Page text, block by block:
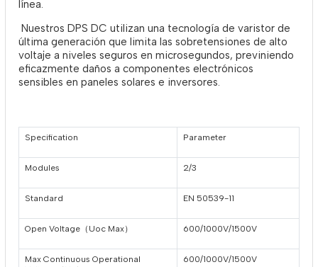
línea.
Nuestros DPS DC utilizan una tecnología de varistor de
última generación que limita las sobretensiones de alto
voltaje a niveles seguros en microsegundos, previniendo
eficazmente daños a componentes electrónicos
sensibles en paneles solares e inversores.
Specification Parameter
Modules 2/3
Standard EN 50539-11
Open Voltage（Uoc Max） 600/1000V/1500V
Max Continuous Operational
600/1000V/1500V